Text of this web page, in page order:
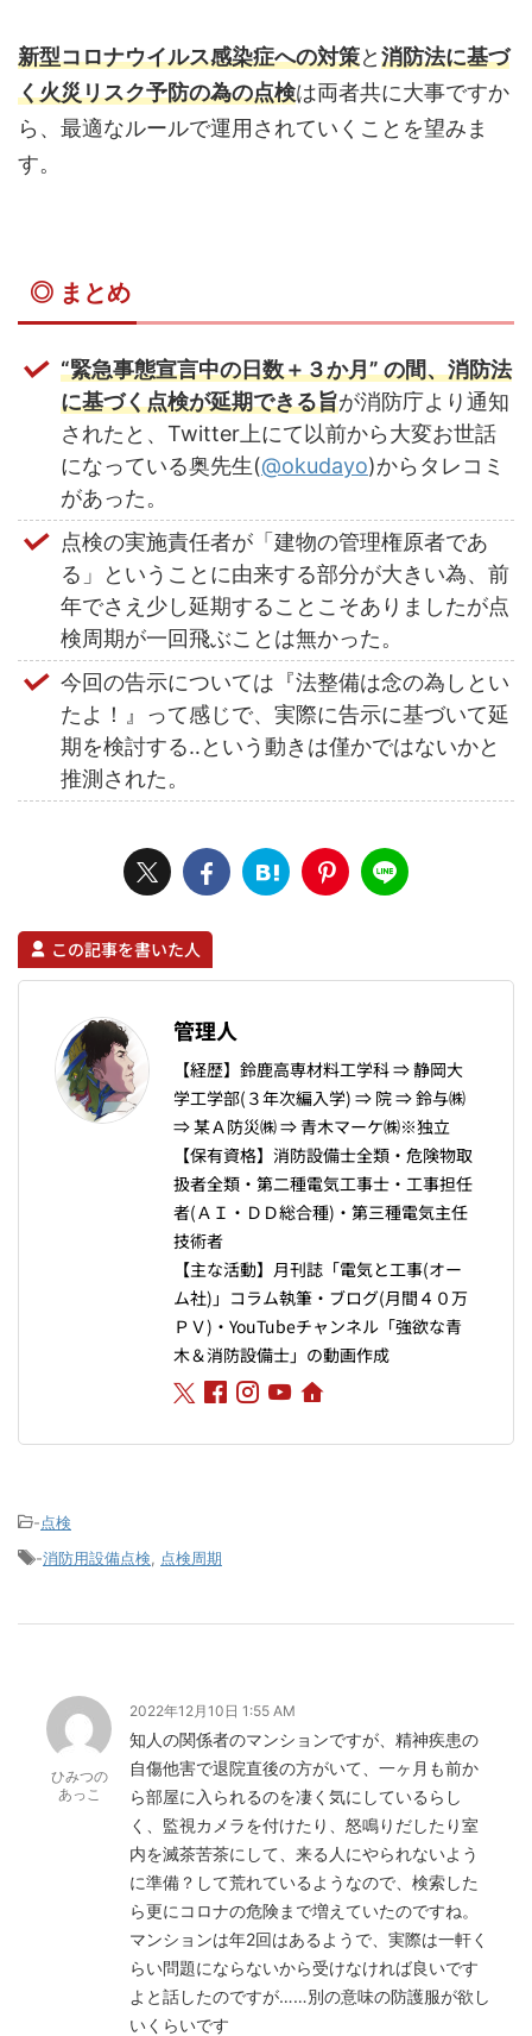
新型コロナウイルス感染症への対策と消防法に基づ
く火災リスク予防の為の点検は両者共に大事ですか
ら、最適なルールで運用されていくことを望みま
す。
◎ まとめ
“緊急事態宣言中の日数＋３か月” の間、消防法
に基づく点検が延期できる旨が消防庁より通知
されたと、Twitter上にて以前から大変お世話
になっている奥先生(@okudayo)からタレコミ
があった。
点検の実施責任者が「建物の管理権原者であ
る」ということに由来する部分が大きい為、前
年でさえ少し延期することこそありましたが点
検周期が一回飛ぶことは無かった。
今回の告示については『法整備は念の為しとい
たよ！』って感じで、実際に告示に基づいて延
期を検討する‥という動きは僅かではないかと
推測された。
この記事を書いた人
管理人
【経歴】鈴鹿高専材料工学科 ⇒ 静岡大
学工学部(３年次編入学) ⇒ 院 ⇒ 鈴与㈱
⇒ 某Ａ防災㈱ ⇒ 青木マーケ㈱※独立
【保有資格】消防設備士全類・危険物取
扱者全類・第二種電気工事士・工事担任
者(ＡＩ・ＤＤ総合種)・第三種電気主任
技術者
【主な活動】月刊誌「電気と工事(オー
ム社)」コラム執筆・ブログ(月間４０万
ＰＶ)・YouTubeチャンネル「強欲な青
木＆消防設備士」の動画作成
-点検
-消防用設備点検 点検周期
ひみつの
あっこ
2022年12月10日 1:55 AM
知人の関係者のマンションですが、精神疾患の
自傷他害で退院直後の方がいて、一ヶ月も前か
ら部屋に入られるのを凄く気にしているらし
く、監視カメラを付けたり、怒鳴りだしたり室
内を滅茶苦茶にして、来る人にやられないよう
に準備？して荒れているようなので、検索した
ら更にコロナの危険まで増えていたのですね。
マンションは年2回はあるようで、実際は一軒く
らい問題にならないから受けなければ良いです
よと話したのですが……別の意味の防護服が欲し
いくらいです